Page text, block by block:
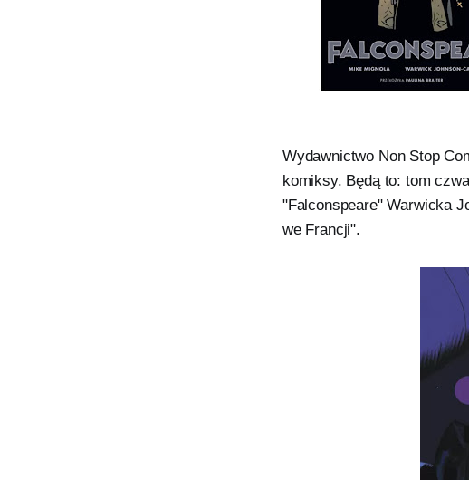
Wydawnictwo Non Stop
komiksy. Będą to: tom
"Falconspeare" Warwicka
we Francji".